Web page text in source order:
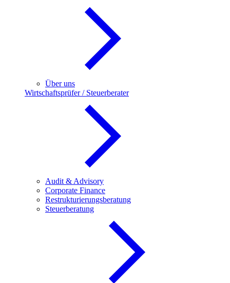
Über uns
Wirtschaftsprüfer / Steuerberater
Audit & Advisory
Corporate Finance
Restrukturierungsberatung
Steuerberatung